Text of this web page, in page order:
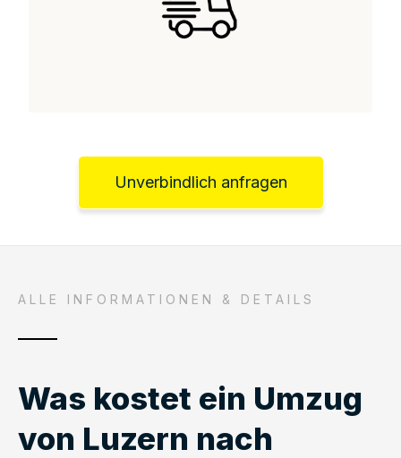
Unverbindlich anfragen
ALLE INFORMATIONEN & DETAILS
Was kostet ein Umzug
von Luzern nach